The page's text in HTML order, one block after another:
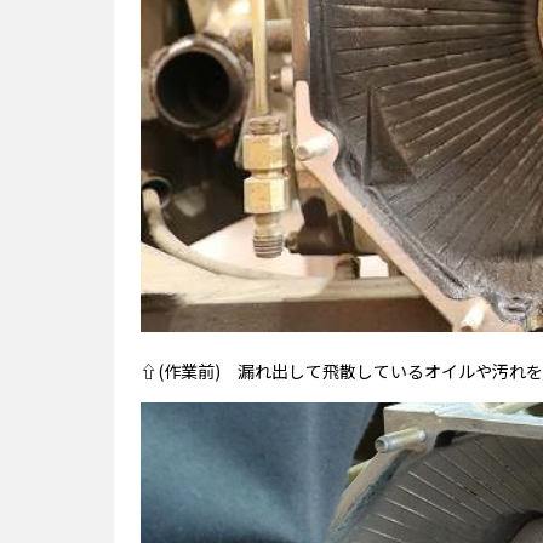
⇧(作業前) 漏れ出して飛散しているオイルや汚れ